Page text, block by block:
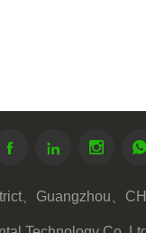
   
、Guangzhou、